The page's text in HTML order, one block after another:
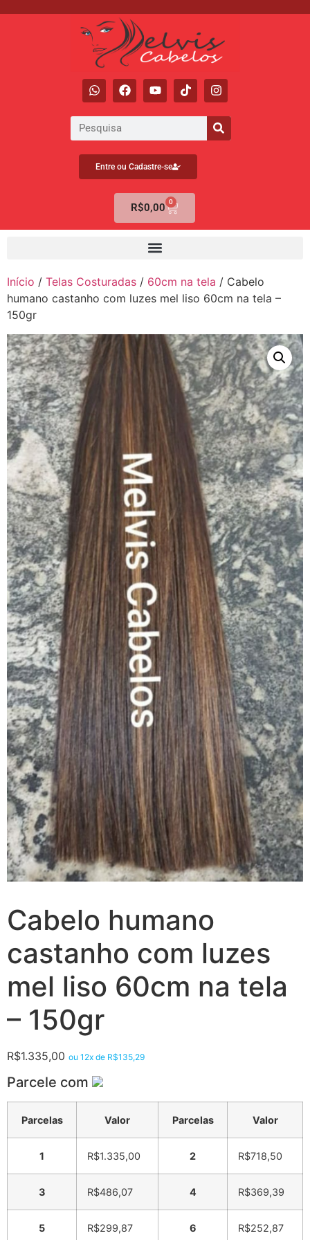
Entre ou Cadastre-se
R$0,00 0
Início / Telas Costuradas / 60cm na tela / Cabelo
humano castanho com luzes mel liso 60cm na tela –
150gr
Cabelo humano
castanho com luzes
mel liso 60cm na tela
– 150gr
R$1.335,00 ou 12x de R$135,29
Parcele com
Parcelas Valor Parcelas Valor
1 R$1.335,00 2 R$718,50
3 R$486,07 4 R$369,39
5 R$299,87 6 R$252,87